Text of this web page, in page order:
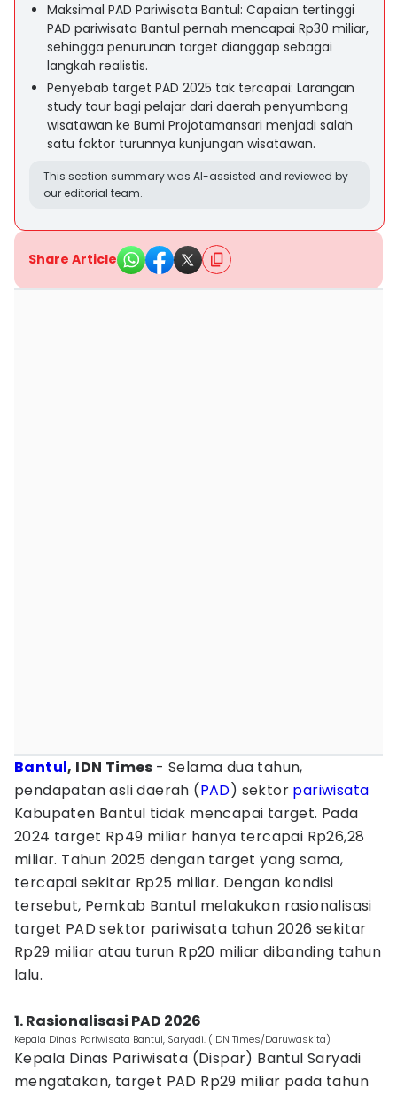
Maksimal PAD Pariwisata Bantul: Capaian tertinggi
PAD pariwisata Bantul pernah mencapai Rp30 miliar,
sehingga penurunan target dianggap sebagai
langkah realistis.
Penyebab target PAD 2025 tak tercapai: Larangan
study tour bagi pelajar dari daerah penyumbang
wisatawan ke Bumi Projotamansari menjadi salah
satu faktor turunnya kunjungan wisatawan.
This section summary was AI-assisted and reviewed by
our editorial team.
Share Article
Bantul, IDN Times - Selama dua tahun,
pendapatan asli daerah (PAD) sektor pariwisata
Kabupaten Bantul tidak mencapai target. Pada
2024 target Rp49 miliar hanya tercapai Rp26,28
miliar. Tahun 2025 dengan target yang sama,
tercapai sekitar Rp25 miliar. Dengan kondisi
tersebut, Pemkab Bantul melakukan rasionalisasi
target PAD sektor pariwisata tahun 2026 sekitar
Rp29 miliar atau turun Rp20 miliar dibanding tahun
lalu.
‎1. Rasionalisasi PAD 2026
Kepala Dinas Pariwisata Bantul, Saryadi. (IDN Times/Daruwaskita)
Kepala Dinas Pariwisata (Dispar) Bantul Saryadi
mengatakan, target PAD Rp29 miliar pada tahun